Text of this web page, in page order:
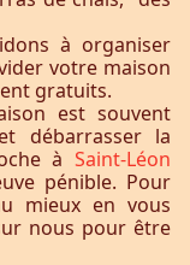
à organiser
votre maison
gratuits.
est souvent
débarrasser la
à Saint-Léon
pénible. Pour
mieux en vous
nous pour être